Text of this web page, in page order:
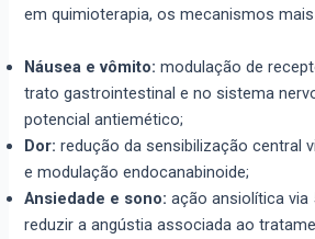
em quimioterapia, os mecanismos
Náusea e vômito: modulação de
trato gastrointestinal e no sistema
potencial antiemético;
Dor: redução da sensibilização central
e modulação endocanabinoide;
Ansiedade e sono: ação ansiolítica via
reduzir a angústia associada ao